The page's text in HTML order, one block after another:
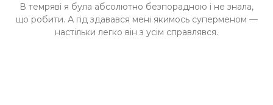
В темряві я була абсолютно безпорадною і не знала,
що робити. А гід здавався мені якимось суперменом —
настільки легко він з усім справлявся.